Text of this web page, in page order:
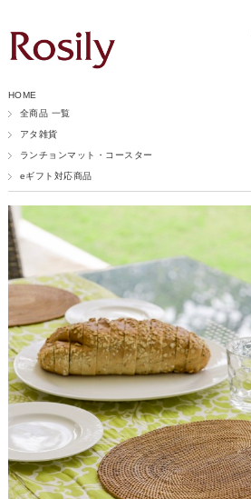
HOME
全商品 一覧
アタ雑貨
ランチョンマット・コースター
eギフト対応商品